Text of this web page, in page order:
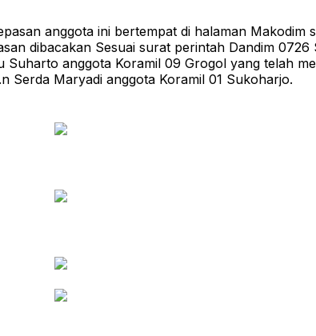
anggota ini bertempat di halaman
dibacakan Sesuai surat perintah Dandim
anggota Koramil 09 Grogol yang telah
Serda Maryadi anggota Koramil 01 Sukoharjo.